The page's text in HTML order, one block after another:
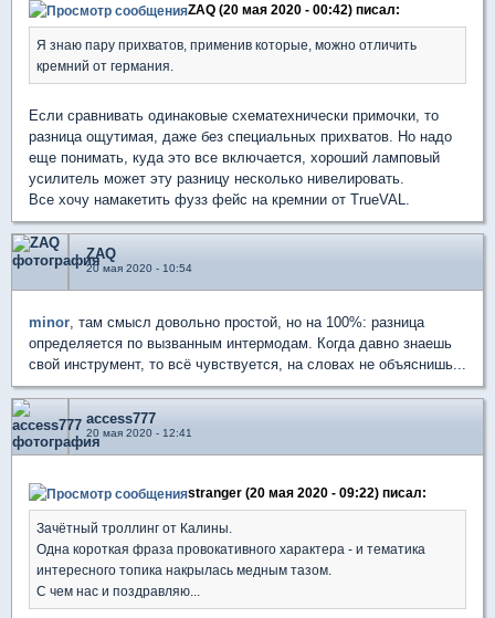
ZAQ (20 мая 2020 - 00:42) писал:
Я знаю пару прихватов, применив которые, можно отличить
кремний от германия.
Если сравнивать одинаковые схематехнически примочки, то
разница ощутимая, даже без специальных прихватов. Но надо
еще понимать, куда это все включается, хороший ламповый
усилитель может эту разницу несколько нивелировать.
Все хочу намакетить фузз фейс на кремнии от TrueVAL.
ZAQ
20 мая 2020 - 10:54
minor, там смысл довольно простой, но на 100%: разница
определяется по вызванным интермодам. Когда давно знаешь
свой инструмент, то всё чувствуется, на словах не объяснишь...
access777
20 мая 2020 - 12:41
stranger (20 мая 2020 - 09:22) писал:
Зачётный троллинг от Калины.
Одна короткая фраза провокативного характера - и тематика
интересного топика накрылась медным тазом.
С чем нас и поздравляю...